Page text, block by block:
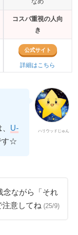
なめ
コスパ重視の人向
き
公式サイト
詳細はこちら
ハリウッドじゅん
U-
す☆
念ながら「それ
注意してね (25/9)